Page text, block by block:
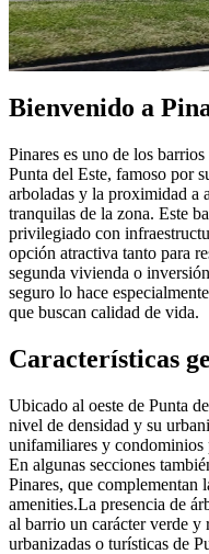
Bienvenido a
Pinares es uno de los
Punta del Este, famoso por
arboladas y la proximidad a
tranquilas de la zona. Este
privilegiado con
opción atractiva tanto para
segunda vivienda o
seguro lo hace
que buscan calidad de vida.
Características
Ubicado al oeste de Punta
nivel de densidad y su
unifamiliares y condominios
En algunas secciones
Pinares, que complementan
amenities.La presencia de
al barrio un carácter verde y
urbanizadas o turísticas de